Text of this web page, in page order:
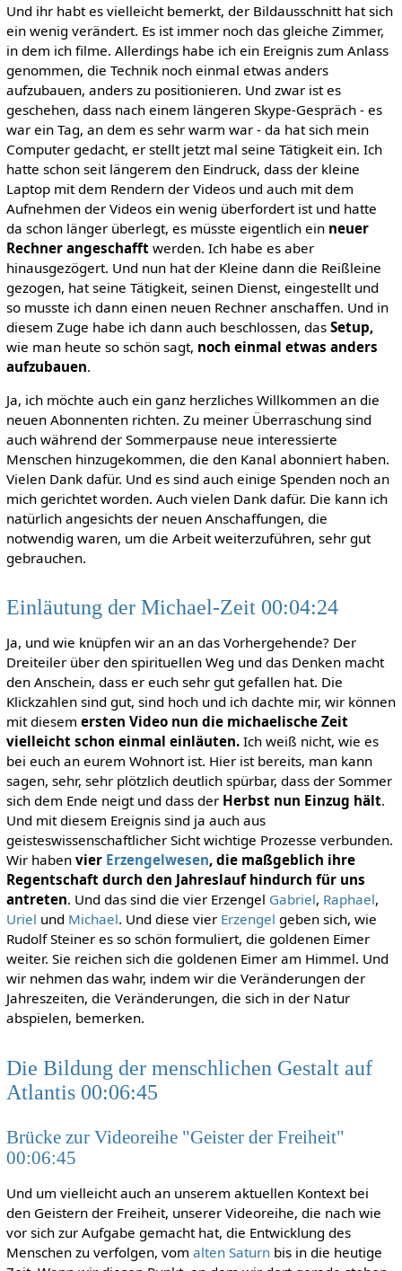
Und ihr habt es vielleicht bemerkt, der Bildausschnitt hat sich
ein wenig verändert. Es ist immer noch das gleiche Zimmer,
in dem ich filme. Allerdings habe ich ein Ereignis zum Anlass
genommen, die Technik noch einmal etwas anders
aufzubauen, anders zu positionieren. Und zwar ist es
geschehen, dass nach einem längeren Skype-Gespräch - es
war ein Tag, an dem es sehr warm war - da hat sich mein
Computer gedacht, er stellt jetzt mal seine Tätigkeit ein. Ich
hatte schon seit längerem den Eindruck, dass der kleine
Laptop mit dem Rendern der Videos und auch mit dem
Aufnehmen der Videos ein wenig überfordert ist und hatte
da schon länger überlegt, es müsste eigentlich ein neuer
Rechner angeschafftwerden. Ich habe es aber
hinausgezögert. Und nun hat der Kleine dann die Reißleine
gezogen, hat seine Tätigkeit, seinen Dienst, eingestellt und
so musste ich dann einen neuen Rechner anschaffen. Und in
diesem Zuge habe ich dann auch beschlossen, das Setup,
wie man heute so schön sagt, noch einmal etwas anders
aufzubauen.
Ja, ich möchte auch ein ganz herzliches Willkommen an die
neuen Abonnenten richten. Zu meiner Überraschung sind
auch während der Sommerpause neue interessierte
Menschen hinzugekommen, die den Kanal abonniert haben.
Vielen Dank dafür. Und es sind auch einige Spenden noch an
mich gerichtet worden. Auch vielen Dank dafür. Die kann ich
natürlich angesichts der neuen Anschaffungen, die
notwendig waren, um die Arbeit weiterzuführen, sehr gut
gebrauchen.
Einläutung der Michael-Zeit 00:04:24
Ja, und wie knüpfen wir an an das Vorhergehende? Der
Dreiteiler über den spirituellen Weg und das Denken macht
den Anschein, dass er euch sehr gut gefallen hat. Die
Klickzahlen sind gut, sind hoch und ich dachte mir, wir können
mit diesem ersten Video nun die michaelische Zeit
vielleicht schon einmal einläuten.Ich weiß nicht, wie es
bei euch an eurem Wohnort ist. Hier ist bereits, man kann
sagen, sehr, sehr plötzlich deutlich spürbar, dass der Sommer
sich dem Ende neigt und dass der Herbst nun Einzug hält.
Und mit diesem Ereignis sind ja auch aus
geisteswissenschaftlicher Sicht wichtige Prozesse verbunden.
Wir haben vier Erzengelwesen, die maßgeblich ihre
Regentschaft durch den Jahreslauf hindurch für uns
antreten. Und das sind die vier Erzengel Gabriel, Raphael,
Uriel und Michael. Und diese vier Erzengel geben sich, wie
Rudolf Steiner es so schön formuliert, die goldenen Eimer
weiter. Sie reichen sich die goldenen Eimer am Himmel. Und
wir nehmen das wahr, indem wir die Veränderungen der
Jahreszeiten, die Veränderungen, die sich in der Natur
abspielen, bemerken.
Die Bildung der menschlichen Gestalt auf
Atlantis 00:06:45
Brücke zur Videoreihe "Geister der Freiheit"
00:06:45
Und um vielleicht auch an unserem aktuellen Kontext bei
den Geistern der Freiheit, unserer Videoreihe, die nach wie
vor sich zur Aufgabe gemacht hat, die Entwicklung des
Menschen zu verfolgen, vom alten Saturnbis in die heutige